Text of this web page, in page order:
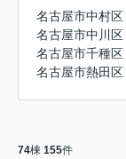
名古屋市中村区
名古屋市中川区
名古屋市千種区
名古屋市熱田区
74棟 155件